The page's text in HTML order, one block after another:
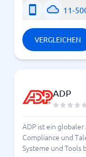
11-
VERGLEICHEN
ADP
ADP ist ein
Compliance und
Systeme und Tools